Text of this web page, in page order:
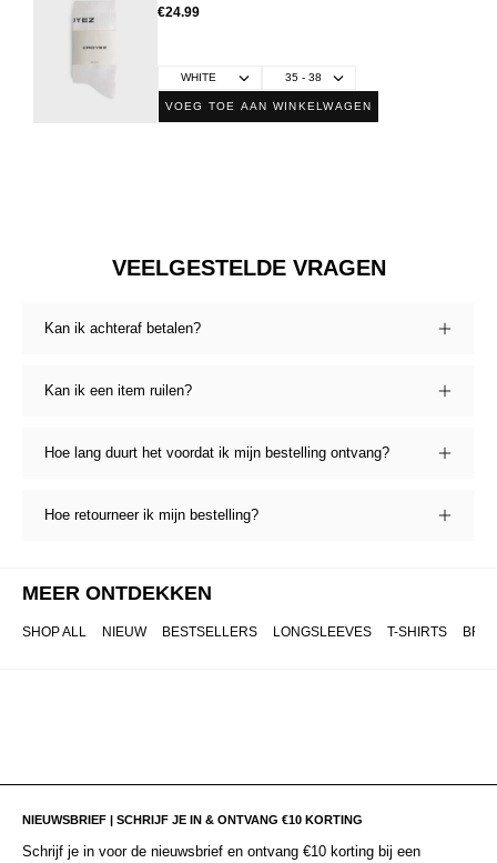
€24.99
VOEG TOE AAN WINKELWAGEN
VEELGESTELDE VRAGEN
Kan ik achteraf betalen?
Kan ik een item ruilen?
Hoe lang duurt het voordat ik mijn bestelling ontvang?
Hoe retourneer ik mijn bestelling?
MEER ONTDEKKEN
SHOP ALL NIEUW BESTSELLERS LONGSLEEVES T-SHIRTS
NIEUWSBRIEF | SCHRIJF JE IN & ONTVANG €10 KORTING
Schrijf je in voor de nieuwsbrief en ontvang €10 korting bij een